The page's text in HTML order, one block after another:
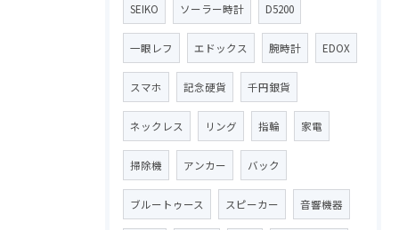
SEIKO ソーラー時計 D5200
一眼レフ エドックス 腕時計 EDOX
スマホ 記念硬貨 千円銀貨
ネックレス リング 指輪 家電
掃除機 アンカー バック
ブルートゥース スピーカー 音響機器